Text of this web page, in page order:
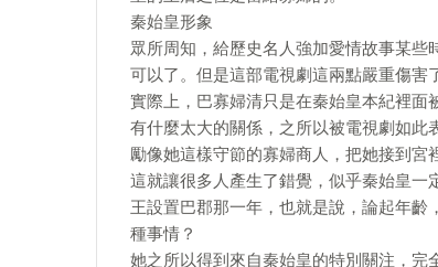
秦始皇形象
眾所周知，給歷史名人強加愛情故事某
可以了。但是這部電視劇這兩點嚴重傷害
實際上，巴寡婦清只是在秦始皇本紀裡面
有什麼太大的關係，之所以被電視劇如
勵像她這樣守節的寡婦商人，把她接到宮
這就讓很多人產生了錯覺，似乎秦始皇一
王設置巴郡那一年，也就是說，論起年
種事情？
她之所以得到來自秦始皇的特別關注，完